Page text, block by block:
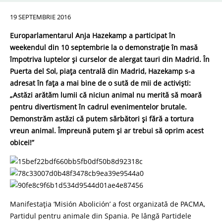
19 SEPTEMBRIE 2016
Europarlamentarul Anja Hazekamp a participat în
weekendul din 10 septembrie la o demonstrație în masă
împotriva luptelor și curselor de alergat tauri din Madrid. În
Puerta del Sol, piața centrală din Madrid, Hazekamp s-a
adresat în fața a mai bine de o sută de mii de activiști:
„Astăzi arătăm lumii că niciun animal nu merită să moară
pentru divertisment în cadrul evenimentelor brutale.
Demonstrăm astăzi că putem sărbători și fără a tortura
vreun animal. Împreună putem și ar trebui să oprim acest
obicei!”
Manifestația ‘Misión Abolición’ a fost organizată de PACMA,
Partidul pentru animale din Spania. Pe lângă Partidele